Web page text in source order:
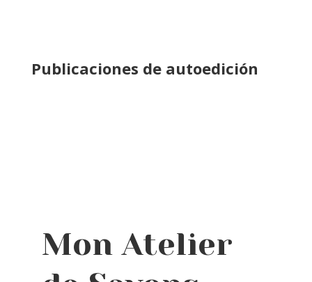
Publicaciones de autoedición
Mon Atelier